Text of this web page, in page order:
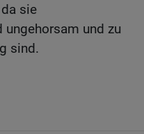
sie
ungehorsam und zu
sind.